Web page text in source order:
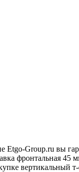
Etgo-Group.ru вы
фронтальная 45
вертикальный т-